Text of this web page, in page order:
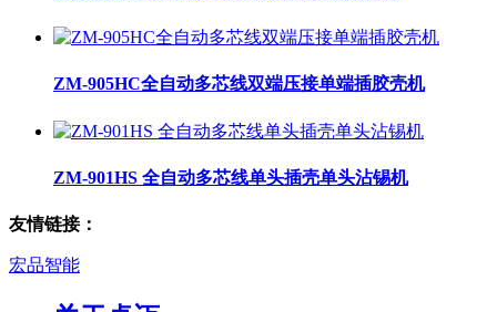
ZM-905HC全自动多芯线双端压接单端插胶壳机
ZM-901HS 全自动多芯线单头插壳单头沾锡机
友情链接：
宏品智能